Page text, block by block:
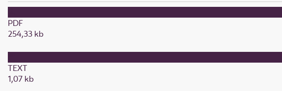
PDF
254,33 kb
TEXT
1,07 kb